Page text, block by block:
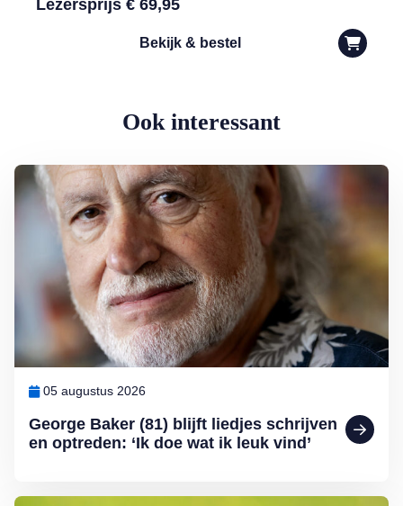
Lezersprijs € 69,95
Bekijk & bestel
Ook interessant
George Baker (81) blijft liedjes schrijven
en optreden: ‘Ik doe wat ik leuk vind’
05 augustus 2026
Lees meer over George Baker (81) blijft liedjes schrijven en